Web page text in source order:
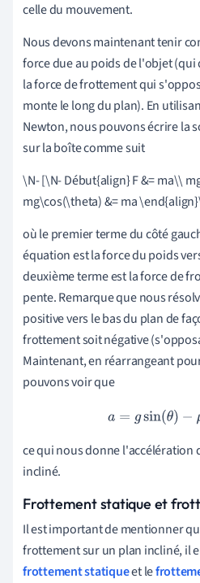
celle du mouvement.
Nous devons maintenant tenir
force due au poids de l'objet (qui
la force de frottement qui
monte le long du plan). En
Newton, nous pouvons écrire la
sur la boîte comme suit
\N- [\N- Début{align} F &= ma\\
mg\cos(\theta) &= ma
où le premier terme du côté
équation est la force du poids
deuxième terme est la force de
pente. Remarque que nous
positive vers le bas du plan de
frottement soit négative
Maintenant, en réarrangeant
pouvons voir que
a=gsin(θ) −μg
ce qui nous donne l'accélération
incliné.
Frottement statique et
Il est important de mentionner
frottement sur un plan incliné, il
frottement statiqueet le